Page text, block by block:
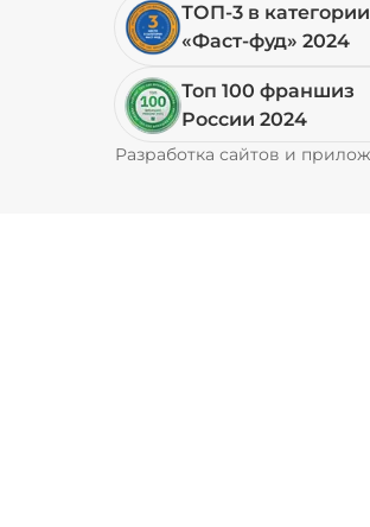
ТОП-3 в категории
«Фаст-фуд» 2024
Топ 100 франшиз
России 2024
Разработка сайтов и
Pyrobyte